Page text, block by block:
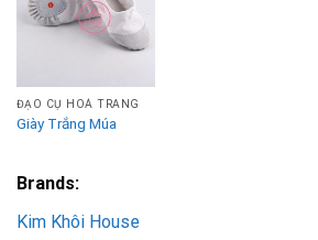
Add to
Wishlist
ĐẠO CỤ HOÁ TRANG
Giày Trắng Múa
Brands:
Kim Khôi House